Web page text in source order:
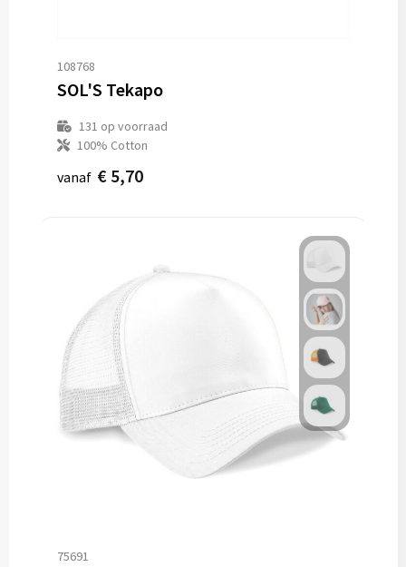
108768
SOL'S Tekapo
131 op voorraad
100% Cotton
vanaf € 5,70
75691